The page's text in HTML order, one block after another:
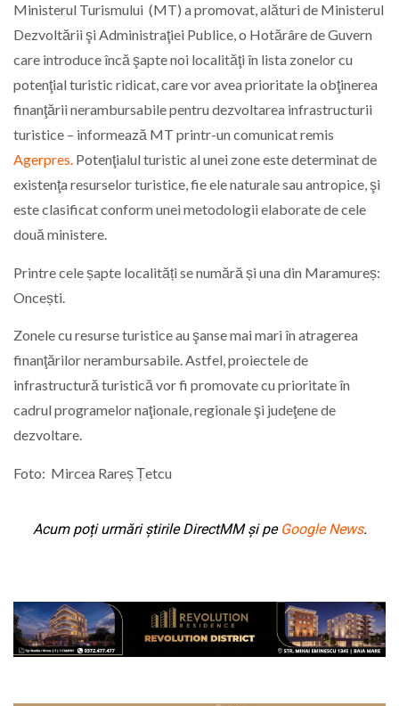
Ministerul Turismului (MT) a promovat, alături de Ministerul
Dezvoltării şi Administraţiei Publice, o Hotărâre de Guvern
care introduce încă şapte noi localităţi în lista zonelor cu
potenţial turistic ridicat, care vor avea prioritate la obţinerea
finanţării nerambursabile pentru dezvoltarea infrastructurii
turistice – informează MT printr-un comunicat remis
Agerpres. Potenţialul turistic al unei zone este determinat de
existenţa resurselor turistice, fie ele naturale sau antropice, şi
este clasificat conform unei metodologii elaborate de cele
două ministere.
Printre cele șapte localități se numără și una din Maramureș:
Oncești.
Zonele cu resurse turistice au şanse mai mari în atragerea
finanţărilor nerambursabile. Astfel, proiectele de
infrastructură turistică vor fi promovate cu prioritate în
cadrul programelor naţionale, regionale şi judeţene de
dezvoltare.
Foto: Mircea Rareș Țetcu
Acum poți urmări știrile DirectMM și pe Google News.